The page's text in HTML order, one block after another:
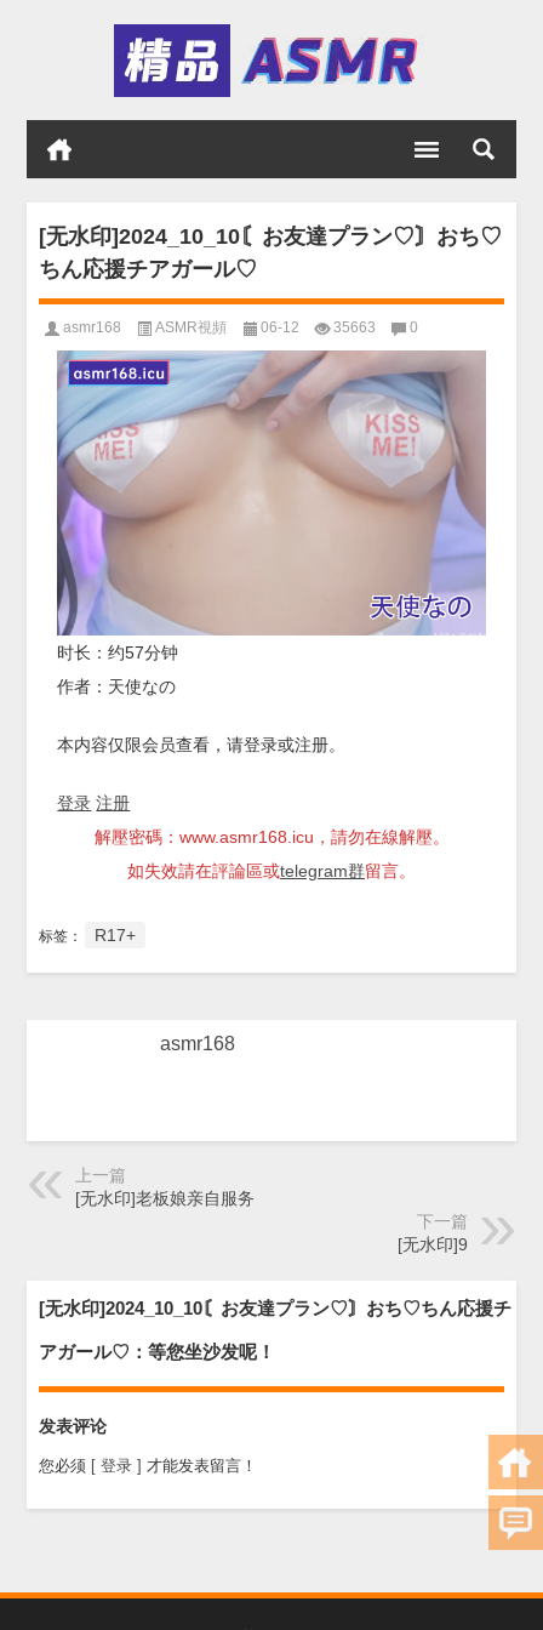
[无水印]2024_10_10〘お友達プラン♡〙おち♡
ちん応援チアガール♡
asmr168 ASMR視頻 06-12 35663 0
时长：约57分钟
作者：天使なの
本内容仅限会员查看，请登录或注册。
登录 注册
解壓密碼：www.asmr168.icu，請勿在線解壓。
如失效請在評論區或telegram群留言。
标签： R17+
asmr168
上一篇
[无水印]老板娘亲自服务
下一篇
[无水印]9
[无水印]2024_10_10〘お友達プラン♡〙おち♡ちん応援チ
アガール♡：等您坐沙发呢！
发表评论
您必须 [ 登录 ] 才能发表留言！